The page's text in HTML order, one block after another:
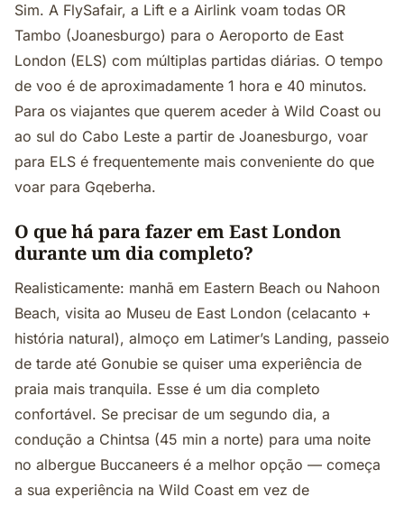
Sim. A FlySafair, a Lift e a Airlink voam todas OR
Tambo (Joanesburgo) para o Aeroporto de East
London (ELS) com múltiplas partidas diárias. O tempo
de voo é de aproximadamente 1 hora e 40 minutos.
Para os viajantes que querem aceder à Wild Coast ou
ao sul do Cabo Leste a partir de Joanesburgo, voar
para ELS é frequentemente mais conveniente do que
voar para Gqeberha.
O que há para fazer em East London
durante um dia completo?
Realisticamente: manhã em Eastern Beach ou Nahoon
Beach, visita ao Museu de East London (celacanto +
história natural), almoço em Latimer’s Landing, passeio
de tarde até Gonubie se quiser uma experiência de
praia mais tranquila. Esse é um dia completo
confortável. Se precisar de um segundo dia, a
condução a Chintsa (45 min a norte) para uma noite
no albergue Buccaneers é a melhor opção — começa
a sua experiência na Wild Coast em vez de